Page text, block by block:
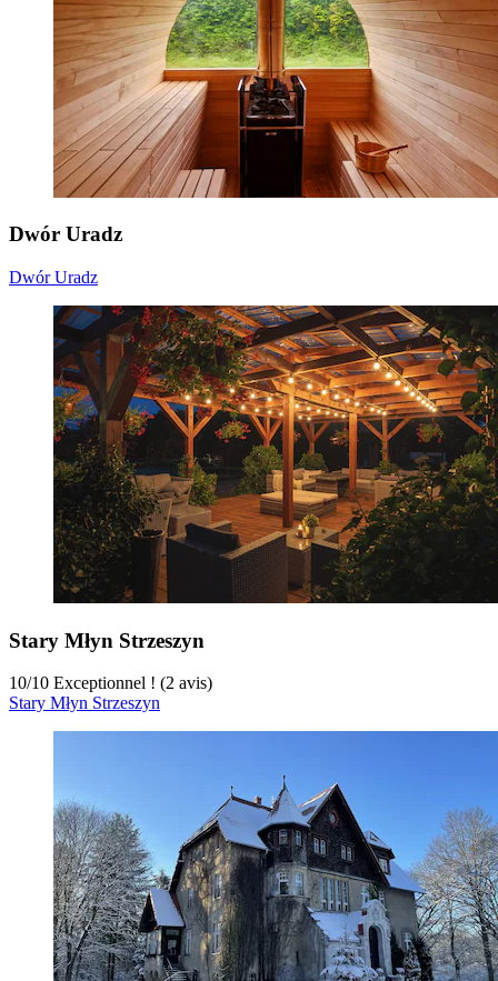
Dwór Uradz
Dwór Uradz
Stary Młyn Strzeszyn
10/10 Exceptionnel ! (2 avis)
Stary Młyn Strzeszyn